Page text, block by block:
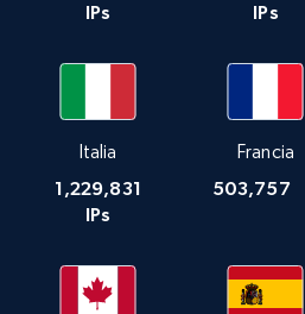
IPs
IPs
Italia
1,229,831
IPs
Francia
503,757